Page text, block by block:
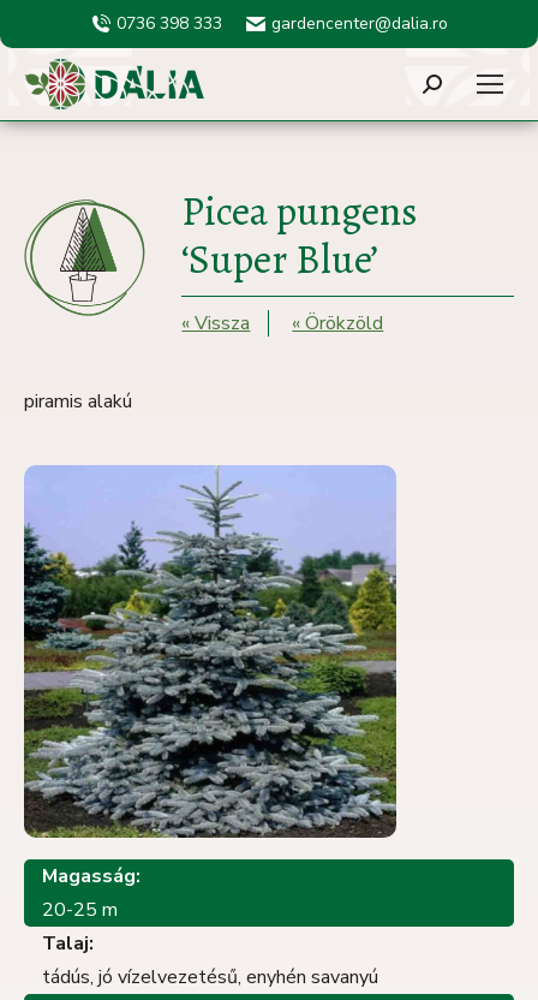
0736 398 333 gardencenter@dalia.ro
Search:
Picea pungens
‘Super Blue’
« Vissza « Örökzöld
piramis alakú
Magasság:
20-25 m
Talaj:
tádús, jó vízelvezetésű, enyhén savanyú